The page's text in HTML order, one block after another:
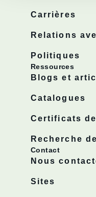
Carrières
Relations
Politiques
Ressources
Blogs et
Catalogues
Certificats
Recherche
Contact
Nous
Sites